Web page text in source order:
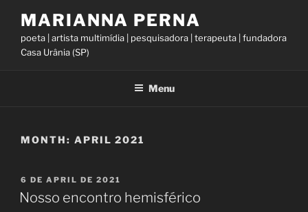
content
MARIANNA PERNA
poeta | artista multimídia | pesquisadora | terapeuta | fundadora
Casa Urânia (SP)
Menu
MONTH: APRIL 2021
POSTED
ON
6 DE APRIL DE 2021
Nosso encontro hemisférico